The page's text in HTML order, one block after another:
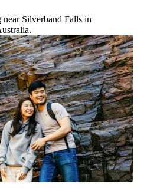
Silverband Falls in